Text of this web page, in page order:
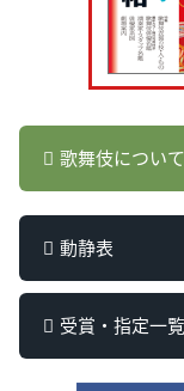
歌舞伎につい
動静表
受賞・指定一覧